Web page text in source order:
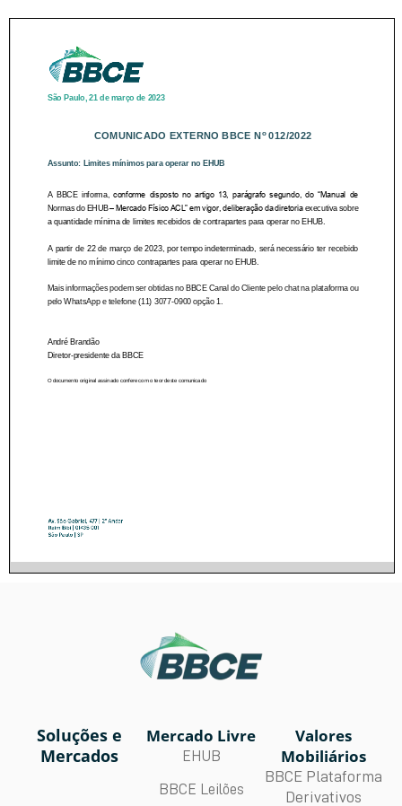
Soluções e
Mercados
Mercado Livre
EHUB
BBCE Leilões
Valores
Mobiliários
BBCE Plataforma
Derivativos